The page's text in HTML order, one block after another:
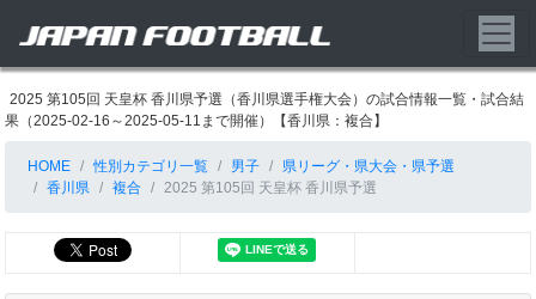
2025 第105回 天皇杯 香川県予選（香川県選手権大会）の試合情報一覧・試合結
果（2025-02-16～2025-05-11まで開催）【香川県：複合】
HOME 性別カテゴリ一覧 男子
県リーグ・県大会・県予選
香川県
複合 2025 第105回 天皇杯 香川県予選